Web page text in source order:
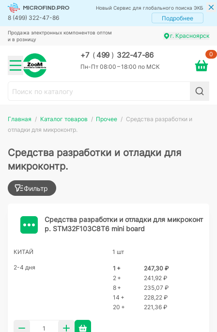
Новый Сервис для глобального поиска ЭКБ
8 (499) 322-47-86 Подробнее
Продажа электронных компонентов оптом
и в розницу
г. Красноярск
+7 (499 ) 322-47-86
Пн-Пт 08:00 – 18:00 по МСК
0
Главная Каталог товаров Прочее
Cредства разработки и
отладки для микроконтр.
Cредства разработки и отладки для
микроконтр.
Фильтр
Cредства разработки и отладки для микроконт
р. STM32F103C8T6 mini board
КИТАЙ 1 шт
2-4 дня 1 +
247,30 ₽
2 +
241,92 ₽
8 +
235,07 ₽
14 +
228,22 ₽
20 +
221,36 ₽